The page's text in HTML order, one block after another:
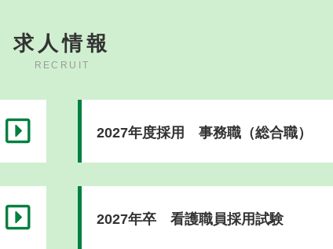
求人情報
RECRUIT
2027年度採用 事務職（総合職）
2027年卒 看護職員採用試験